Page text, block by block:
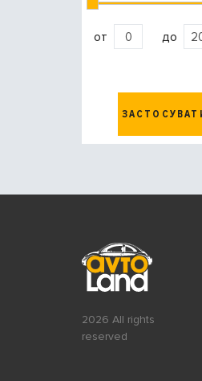
от до
2026 All rights
reserved